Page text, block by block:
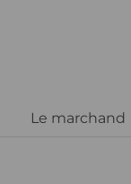
Le marchand